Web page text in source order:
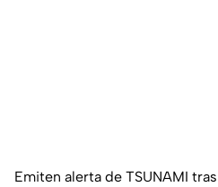
Emiten alerta de TSUNAMI